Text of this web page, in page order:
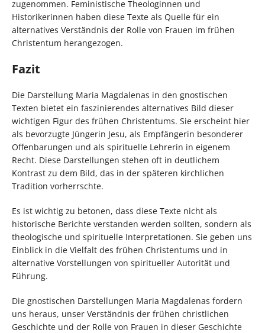
zugenommen. Feministische Theologinnen und
Historikerinnen haben diese Texte als Quelle für ein
alternatives Verständnis der Rolle von Frauen im frühen
Christentum herangezogen.
Fazit
Die Darstellung Maria Magdalenas in den gnostischen
Texten bietet ein faszinierendes alternatives Bild dieser
wichtigen Figur des frühen Christentums. Sie erscheint hier
als bevorzugte Jüngerin Jesu, als Empfängerin besonderer
Offenbarungen und als spirituelle Lehrerin in eigenem
Recht. Diese Darstellungen stehen oft in deutlichem
Kontrast zu dem Bild, das in der späteren kirchlichen
Tradition vorherrschte.
Es ist wichtig zu betonen, dass diese Texte nicht als
historische Berichte verstanden werden sollten, sondern als
theologische und spirituelle Interpretationen. Sie geben uns
Einblick in die Vielfalt des frühen Christentums und in
alternative Vorstellungen von spiritueller Autorität und
Führung.
Die gnostischen Darstellungen Maria Magdalenas fordern
uns heraus, unser Verständnis der frühen christlichen
Geschichte und der Rolle von Frauen in dieser Geschichte